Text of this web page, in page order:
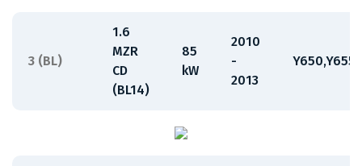
3 (BL)
1.6
MZR
CD
(BL14)
85
kW
2010
-
2013
Y650,Y655